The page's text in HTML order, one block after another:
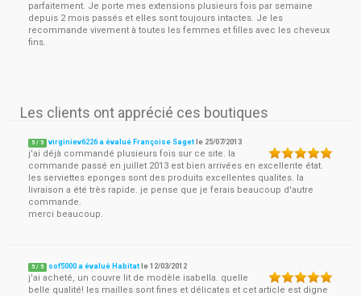
parfaitement. Je porte mes extensions plusieurs fois par semaine
depuis 2 mois passés et elles sont toujours intactes. Je les
recommande vivement à toutes les femmes et filles avec les cheveux
fins.
Les clients ont apprécié ces boutiques
5 / 5 virginiev6226 a évalué Françoise Saget le 25/07/2013
j'ai déjà commandé plusieurs fois sur ce site. la
commande passé en juillet 2013 est bien arrivées en excellente état.
les serviettes eponges sont des produits excellentes qualites. la
livraison a été très rapide. je pense que je ferais beaucoup d'autre
commande.
merci beaucoup.
5 / 5 sof5000 a évalué Habitat le12/03/2012
j'ai acheté, un couvre lit de modèle isabella. quelle
belle qualité! les mailles sont fines et délicates et cet article est digne